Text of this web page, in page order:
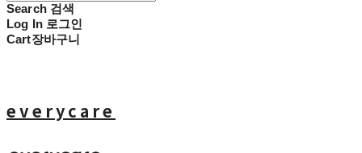
Search 검색
Log In 로그인
Cart장바구니
everycare